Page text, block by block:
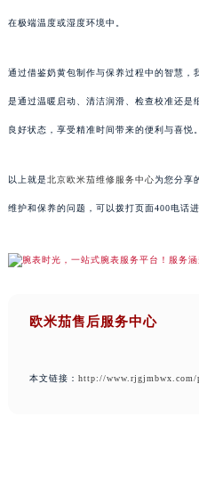
在极端温度或湿度环境中。
通过借鉴奶黄包制作与保养过程中的智慧，
是通过温暖启动、清洁润滑、检查校准还是
良好状态，享受精准时间带来的便利与喜悦。
以上就是北京欧米茄维修服务中心为您分享
维护和保养的问题，可以拨打页面400电话
欧米茄售后服务中心
本文链接： http://www.rjgjmbwx.com/